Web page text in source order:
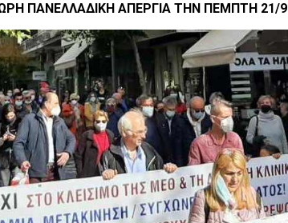
ΠΑΝΕΛΛΑΔΙΚΗ ΑΠΕΡΓΙΑ ΤΗΝ ΠΕΜΠΤΗ 21/9